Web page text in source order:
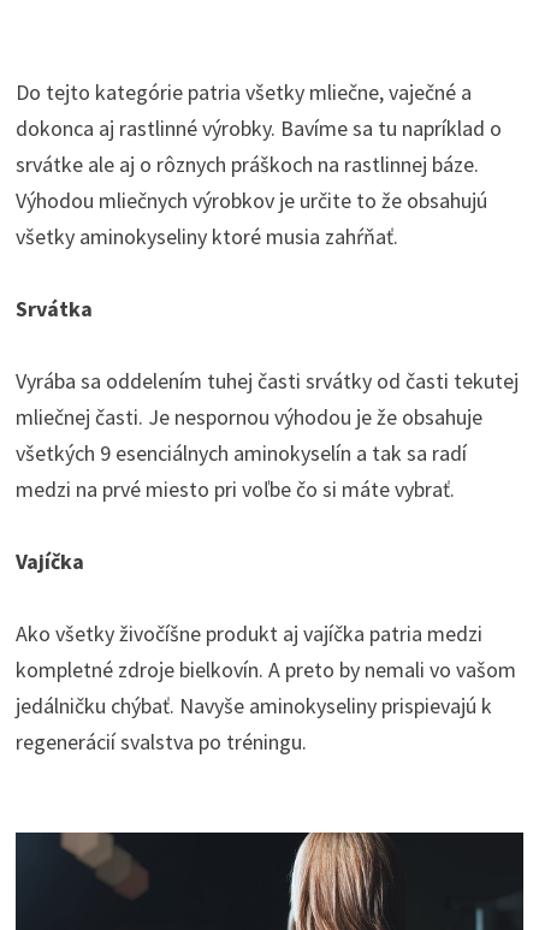
Do tejto kategórie patria všetky mliečne, vaječné a
dokonca aj rastlinné výrobky. Bavíme sa tu napríklad o
srvátke ale aj o rôznych práškoch na rastlinnej báze.
Výhodou mliečnych výrobkov je určite to že obsahujú
všetky aminokyseliny ktoré musia zahŕňať.
Srvátka
Vyrába sa oddelením tuhej časti srvátky od časti tekutej
mliečnej časti. Je nespornou výhodou je že obsahuje
všetkých 9 esenciálnych aminokyselín a tak sa radí
medzi na prvé miesto pri voľbe čo si máte vybrať.
Vajíčka
Ako všetky živočíšne produkt aj vajíčka patria medzi
kompletné zdroje bielkovín. A preto by nemali vo vašom
jedálničku chýbať. Navyše aminokyseliny prispievajú k
regenerácií svalstva po tréningu.